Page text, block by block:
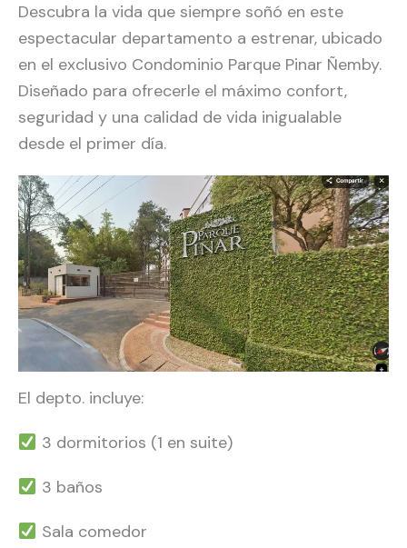
Descubra la vida que siempre soñó en este
espectacular departamento a estrenar, ubicado
en el exclusivo Condominio Parque Pinar Ñemby.
Diseñado para ofrecerle el máximo confort,
seguridad y una calidad de vida inigualable
desde el primer día.
El depto. incluye:
3 dormitorios (1 en suite)
3 baños
Sala comedor